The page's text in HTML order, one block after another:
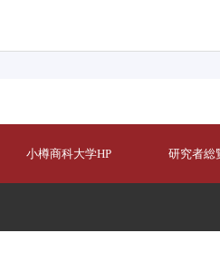
小樽商科大学HP 研究者総